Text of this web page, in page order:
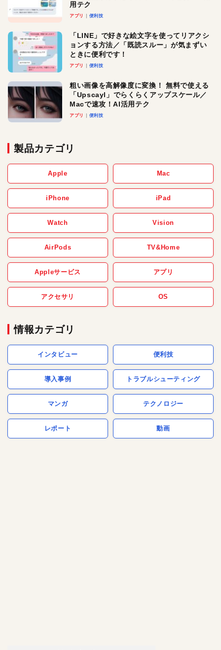
用テク
アプリ 便利技
「LINE」で好きな絵文字を使ってリアクシ
ョンする方法／「既読スルー」が気まずい
ときに便利です！
アプリ 便利技
粗い画像を高解像度に変換！ 無料で使える
「Upscayl」でらくらくアップスケール／
Macで速攻！AI活用テク
アプリ 便利技
製品カテゴリ
Apple Mac
iPhone iPad
Watch Vision
AirPods TV&Home
Appleサービス アプリ
アクセサリ OS
情報カテゴリ
インタビュー 便利技
導入事例 トラブルシューティング
マンガ テクノロジー
レポート 動画